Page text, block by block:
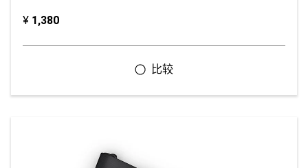
¥ 1,380